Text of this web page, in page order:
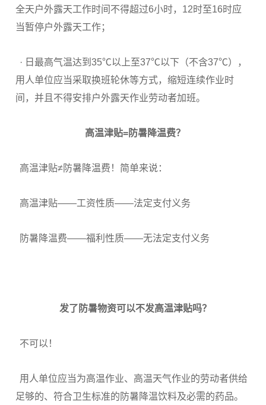
全天户外露天工作时间不得超过6小时，12时至16时应
当暂停户外露天工作；
· 日最高气温达到35℃以上至37℃以下（不含37℃），
用人单位应当采取换班轮休等方式，缩短连续作业时
间，并且不得安排户外露天作业劳动者加班。
高温津贴=防暑降温费？
高温津贴≠防暑降温费！简单来说：
高温津贴——工资性质——法定支付义务
防暑降温费——福利性质——无法定支付义务
发了防暑物资可以不发高温津贴吗？
不可以！
用人单位应当为高温作业、高温天气作业的劳动者供给
足够的、符合卫生标准的防暑降温饮料及必需的药品。